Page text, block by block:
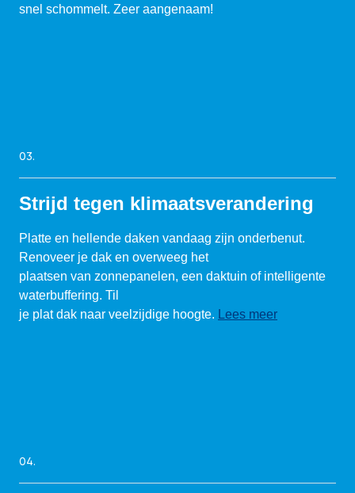
snel schommelt. Zeer aangenaam!
03.
Strijd tegen klimaatsverandering
Platte en hellende daken vandaag zijn onderbenut.
Renoveer je dak en overweeg het
plaatsen van zonnepanelen, een daktuin of intelligente
waterbuffering. Til
je plat dak naar veelzijdige hoogte.
Lees meer
04.